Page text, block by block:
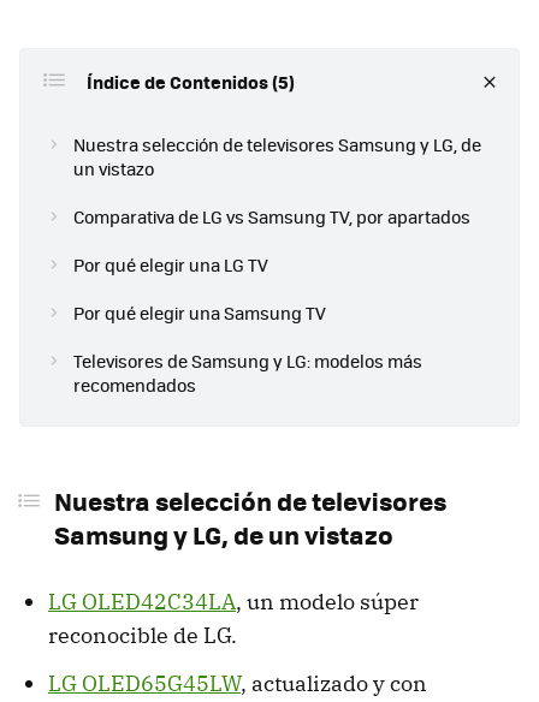
Índice de Contenidos (5)
Nuestra selección de televisores Samsung y LG, de
un vistazo
Comparativa de LG vs Samsung TV, por apartados
Por qué elegir una LG TV
Por qué elegir una Samsung TV
Televisores de Samsung y LG: modelos más
recomendados
Nuestra selección de televisores
Samsung y LG, de un vistazo
LG OLED42C34LA, un modelo súper
reconocible de LG.
LG OLED65G45LW, actualizado y con